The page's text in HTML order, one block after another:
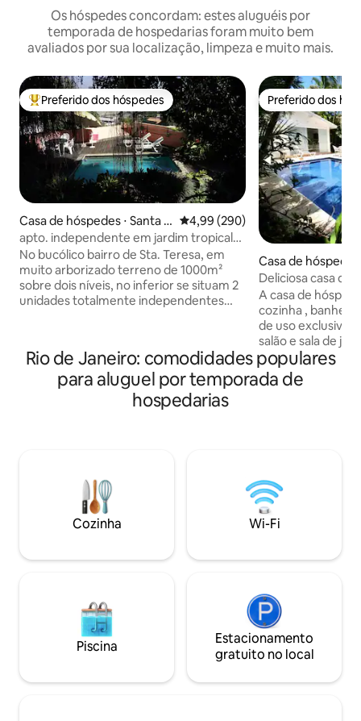
Os hóspedes concordam: estes aluguéis por
temporada de hospedarias foram muito bem
avaliados por sua localização, limpeza e muito mais.
Entre os melhores preferidos dos hóspedes
Preferido dos hóspedes
Casa de hóspedes ⋅ Santa T
eresa
4,99 de uma avaliação média de
4,99 (290)
apto. independente em jardim tropical
com piscina
No bucólico bairro de Sta. Teresa, em
muito arborizado terreno de 1000m²
sobre dois níveis, no inferior se situam 2
unidades totalmente independentes
Sambódromo (desfiles de Carnaval),
estamos defronte a antiga igrejinha e ao
lado de pracinha familial c/ bistrôs. Em
casarão colonial e acesso independente,
Preferido dos
Preferido dos
Casa de hóspedes
aneiro
Deliciosa casa de
mágico❣️
A casa de
cozinha ,
de uso exclusivo
salão e sala de
são
casa principal, no
condomínio com
pelo uso da
aceitamos pets.
Rio de Janeiro: comodidades populares
para aluguel por temporada de
hospedarias
Cozinha Wi-Fi
Piscina
Estacionamento
gratuito no local